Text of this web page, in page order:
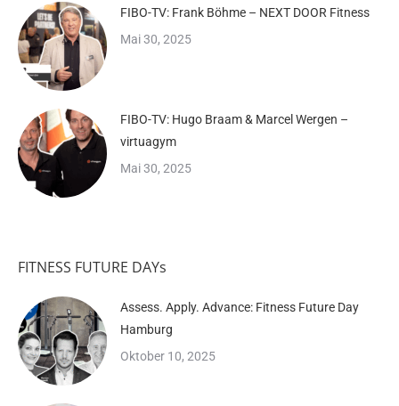
FIBO-TV: Frank Böhme – NEXT DOOR Fitness
Mai 30, 2025
FIBO-TV: Hugo Braam & Marcel Wergen –
virtuagym
Mai 30, 2025
FITNESS FUTURE DAYs
Assess. Apply. Advance: Fitness Future Day
Hamburg
Oktober 10, 2025